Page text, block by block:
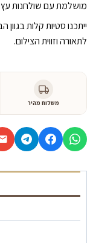
מושלמת עם שולחנות עץ,
ייתכנו סטיות קלות
לתאורה וזווית הצילום.
משלוח מהיר